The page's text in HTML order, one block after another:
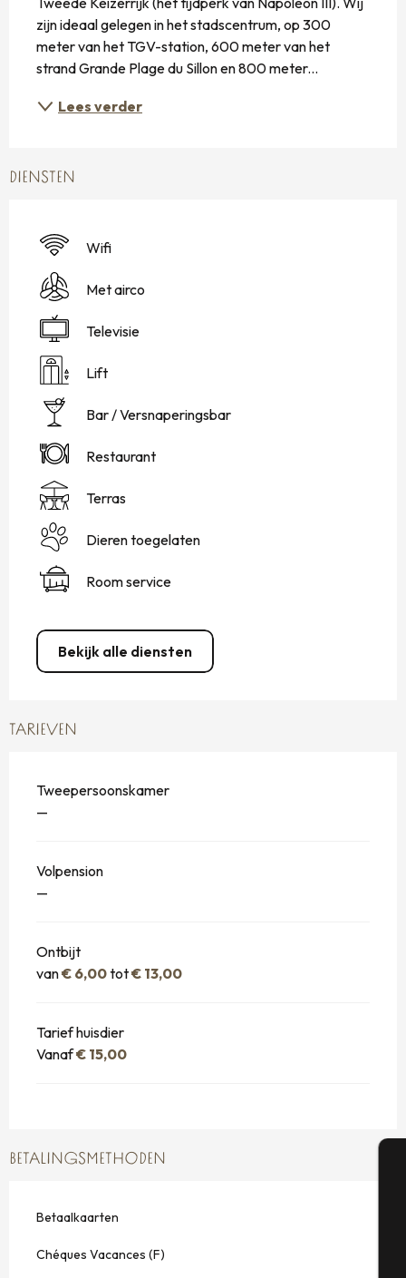
zijn ideaal gelegen in het stadscentrum, op 300
meter van het TGV-station, 600 meter van het
strand Grande Plage du Sillon en 800 meter...
Lees verder
DIENSTEN
Wifi
Met airco
Televisie
Lift
Bar / Versnaperingsbar
Restaurant
Terras
Dieren toegelaten
Room service
Bekijk alle diensten
TARIEVEN
Tweepersoonskamer
—
Volpension
—
Ontbijt
van€ 6,00tot€ 13,00
Tarief huisdier
Vanaf€ 15,00
BETALINGSMETHODEN
Betaalkaarten
Chéques Vacances (F)